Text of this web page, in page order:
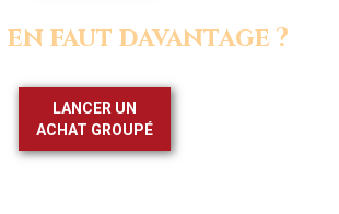
faut davantage ?
LANCER UN
ACHAT GROUPÉ